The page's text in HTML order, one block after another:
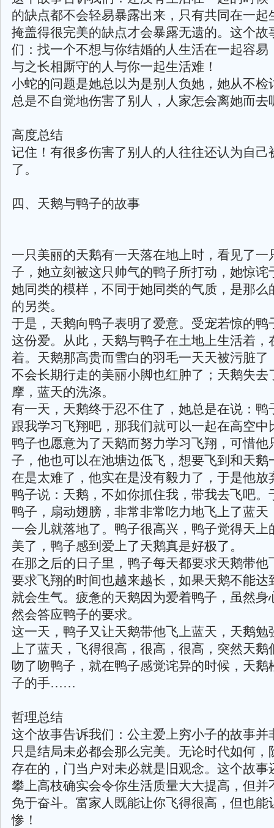
的缺点都不会轻易暴露出来，只有共同在一起
掩盖得很完美的缺点才会暴露无遗的。这个故
们：找一个不想与你结婚的人生活在一起容易
与之长相厮守的人与你一起生活难！
小蛇的问题是她总以为是别人负她，她从不检
总是不自觉地伤害了别人，人家怎会离她而去
高度总结
记住！有很多伤害了别人的人往往还认为自己
了。
四、天鹅与鸭子的故事
一只美丽的天鹅有一天落在地上时，看见了一
子，她立刻被这只帅气的鸭子所打动，她惊诧
她同类的模样，不同于她同类的气质，是那么
的另类。
于是，天鹅向鸭子表明了爱意。受宠若惊的鸭
这份爱。从此，天鹅与鸭子在土地上生活着，
着。天鹅那高贵而雪白的羽毛一天天被污脏了
不会长期行走的美丽小脚也红肿了；天鹅失去
摩，蓝天的洗涤。
有一天，天鹅终于忍不住了，她总是在说：鸭
跟我学习飞翔吧，那我们就可以一起在高空中
鸭子也愿意为了天鹅而努力学习飞翔，可惜他
子，他也可以在池塘边低飞，想要飞到和天鹅
在是太难了，他实在是没有毅力了，于是他放
鸭子说：天鹅，不如你抓住我，带我去飞吧。
鸭子，扇动翅膀，非常非常吃力地飞上了蓝天
一会儿就落地了。鸭子很高兴，鸭子觉得天上
美了，鸭子感到爱上了天鹅真是好极了。
在那之后的日子里，鸭子每天都要求天鹅带他
要求飞翔的时间也越来越长，如果天鹅不能达
就会生气。疲惫的天鹅因为爱着鸭子，虽然身
然会答应鸭子的要求。
这一天，鸭子又让天鹅带他飞上蓝天，天鹅勉
上了蓝天，飞得很高，很高，很高，突然天鹅
吻了吻鸭子，就在鸭子感觉诧异的时候，天鹅
子的手……
哲理总结
这个故事告诉我们：公主爱上穷小子的故事并
只是结局未必都会那么完美。无论时代如何，
存在的，门当户对未必就是旧观念。这个故事
攀上高枝确实会令你生活质量大大提高，但并
免于奋斗。富家人既能让你飞得很高，但也能
惨！